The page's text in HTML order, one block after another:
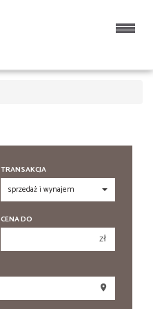
TRANSAKCJA
CENA DO
zł
250 000 zł